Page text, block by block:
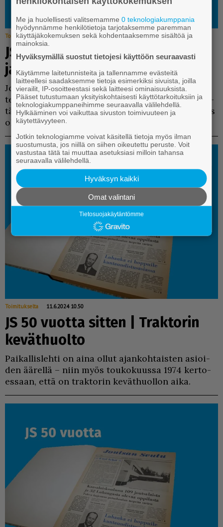
Toimitukselta 23.7.2024 3.01
JS 50 vuotta sitten | Murreasiaa
ja Joutopäiviä
Jou­to­päi­vät eli­vät kul­ta-ai­kaan­sa 50 vuot­ta sit­
ten. Idea oli tuo­re, ja tal­koo­hen­ki voi­mis­saan. Pi­
tä­jä naa­pu­rei­neen pur­su­si vä­keä, ja ylei­sö­ryn­täys
oli taat­tu.
Toimitukselta 11.6.2024 10.50
JS 50 vuotta sitten | Traktorin
keväthuolto
Pai­kal­lis­leh­ti on ai­na ol­lut ajan­koh­tais­ten asi­oi­
den ää­rel­lä – niin myös tou­ko­kuus­sa 1974 ker­to­
es­saan, et­tä on trak­to­rin ke­vät­huol­lon ai­ka.
Me ja huolellisesti valitsemamme0 teknologiakumppania
hyödynnämme henkilötietoja tarjotaksemme paremman
käyttäjäkokemuksen sekä kohdentaaksemme sisältöä ja
mainoksia.
Hyväksymällä suostut tietojesi käyttöön seuraavasti
Käytämme laitetunnisteita ja tallennamme evästeitä
laitteellesi saadaksemme tietoja esimerkiksi sivuista, joilla
vierailit, IP-osoitteestasi sekä laitteesi ominaisuuksista.
Pääset tutustumaan yksityiskohtaisesti käyttötarkoituksiin ja
teknologiakumppaneihimme seuraavalla välilehdellä.
Hylkääminen voi vaikuttaa sivuston toimivuuteen ja
käytettävyyteen.
Jotkin teknologiamme voivat käsitellä tietoja myös ilman
suostumusta, jos niillä on siihen oikeutettu peruste. Voit
vastustaa tätä tai muuttaa asetuksiasi milloin tahansa
seuraavalla välilehdellä.
Hyväksyn kaikki
Omat valintani
Tietosuojakäytäntömme